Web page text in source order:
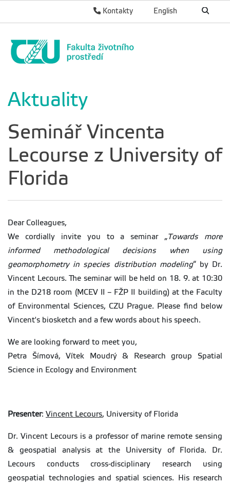
English
Kontakty
Aktuality
Seminář Vincenta
Lecourse z University of
Florida
Dear Colleagues,
We cordially invite you to a seminar „Towards more
informed methodological decisions when using
geomorphometry in species distribution modeling“ by Dr.
Vincent Lecours. The seminar will be held on 18. 9. at 10:30
in the D218 room (MCEV II – FŽP II building) at the Faculty
of Environmental Sciences, CZU Prague. Please find below
Vincent's biosketch and a few words about his speech.
We are looking forward to meet you,
Petra Šímová, Vítek Moudrý & Research group Spatial
Science in Ecology and Environment
Presenter: Vincent Lecours, University of Florida
Dr. Vincent Lecours is a professor of marine remote sensing
& geospatial analysis at the University of Florida. Dr.
Lecours conducts cross-disciplinary research using
geospatial technologies and spatial sciences. His research